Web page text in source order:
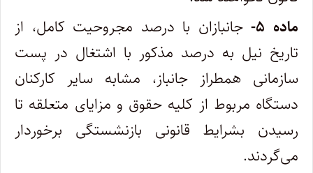
ماده ۵-
جانبازان با درصد مجروحیت کامل، از
تاریخ نیل به درصد مذکور با اشتغال در پست
سازمانی همطراز جانباز، مشابه سایر کارکنان
دستگاه مربوط از کلیه حقوق و مزایای متعلقه تا
رسیدن بشرایط قانونی بازنشستگی برخوردار
می‌گردند.